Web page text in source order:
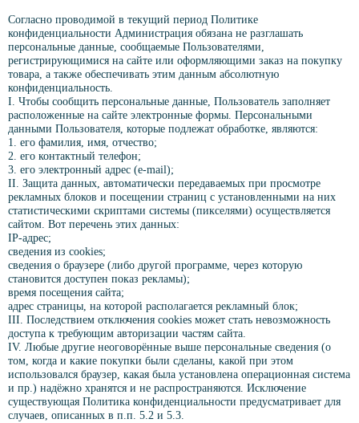
Согласно проводимой в текущий период Политике
конфиденциальности Администрация обязана не разглашать
персональные данные, сообщаемые Пользователями,
регистрирующимися на сайте или оформляющими заказ на покупку
товара, а также обеспечивать этим данным абсолютную
конфиденциальность.
I. Чтобы сообщить персональные данные, Пользователь заполняет
расположенные на сайте электронные формы. Персональными
данными Пользователя, которые подлежат обработке, являются:
1. его фамилия, имя, отчество;
2. его контактный телефон;
3. его электронный адрес (e-mail);
II. Защита данных, автоматически передаваемых при просмотре
рекламных блоков и посещении страниц с установленными на них
статистическими скриптами системы (пикселями) осуществляется
сайтом. Вот перечень этих данных:
IP-адрес;
сведения из cookies;
сведения о браузере (либо другой программе, через которую
становится доступен показ рекламы);
время посещения сайта;
адрес страницы, на которой располагается рекламный блок;
III. Последствием отключения cookies может стать невозможность
доступа к требующим авторизации частям сайта.
IV. Любые другие неоговорённые выше персональные сведения (о
том, когда и какие покупки были сделаны, какой при этом
использовался браузер, какая была установлена операционная система
и пр.) надёжно хранятся и не распространяются. Исключение
существующая Политика конфиденциальности предусматривает для
случаев, описанных в п.п. 5.2 и 5.3.